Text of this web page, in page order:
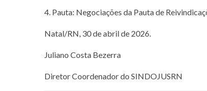
4. Pauta: Negociações da Pauta de
Natal/RN, 30 de abril de 2026.
Juliano Costa Bezerra
Diretor Coordenador do SINDOJUSRN